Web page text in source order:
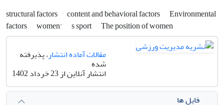
structural factors content and behavioral factors
Environmental
factors
women' s sport The position of women
مقالات آماده انتشار، پذیرفته
شده
انتشار آنلاین از 23 خرداد 1402
فایل ها